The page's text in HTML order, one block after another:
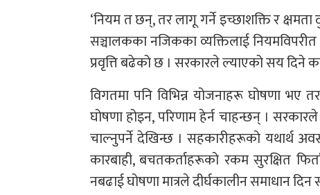
‘नियम त छन्, तर लागू गर्ने इच्छाशक्ति र
सञ्चालकका नजिकका व्यक्तिलाई
प्रवृत्ति बढेको छ । सरकारले ल्याएको सय दिने
विगतमा पनि विभिन्न योजनाहरू घोषणा
घोषणा होइन, परिणाम हेर्न चाहन्छन् ।
चाल्नुपर्ने देखिन्छ । सहकारीहरूको यथार्थ
कारबाही, बचतकर्ताहरूको रकम सुरक्षित
नबढाई घोषणा मात्रले दीर्घकालीन समाधान दिन